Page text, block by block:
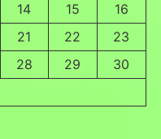
14 15
16
21 22
23
28 29
30